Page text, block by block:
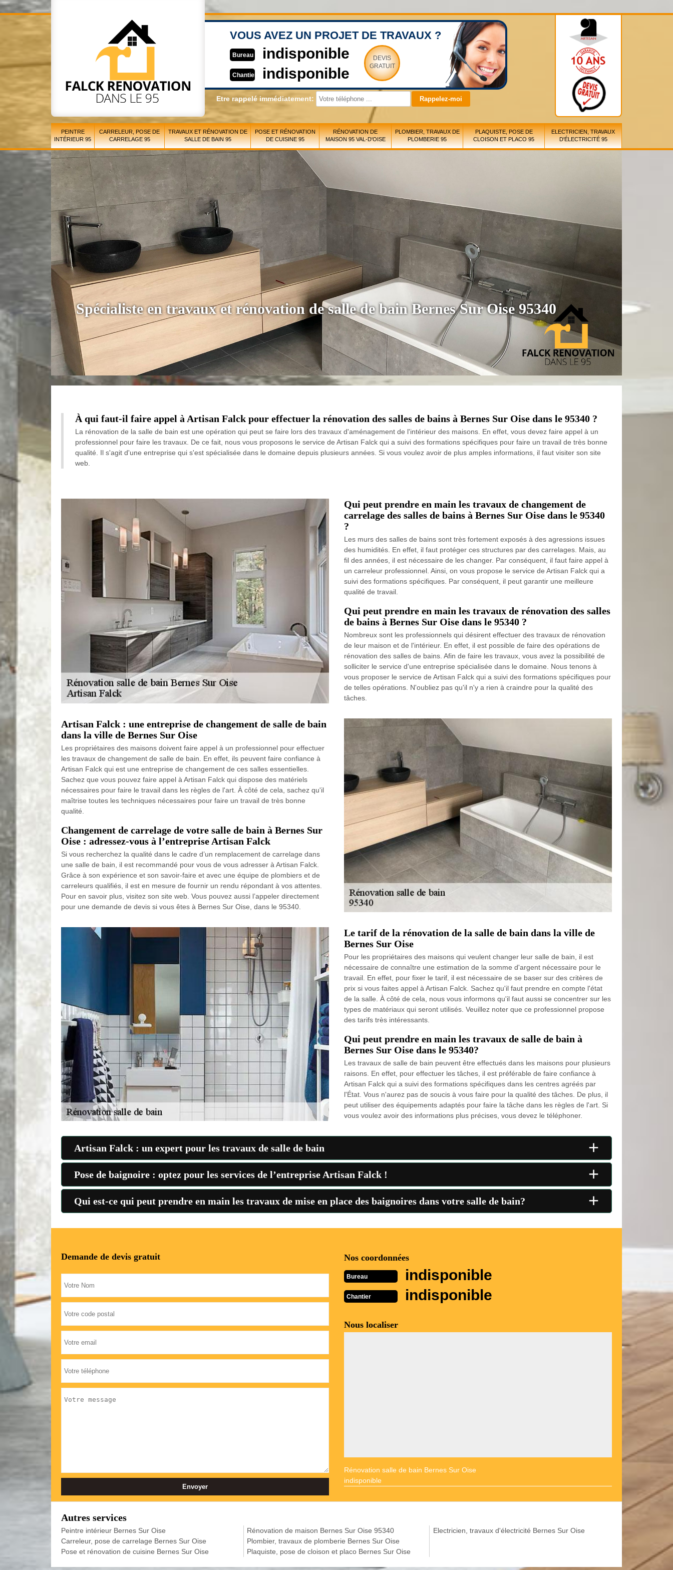
VOUS AVEZ UN PROJET DE TRAVAUX ?
Bureau indisponible
Chantier indisponible
DEVIS
GRATUIT
Etre rappelé immédiatement:
PEINTRE
INTÉRIEUR 95
CARRELEUR, POSE DE
CARRELAGE 95
TRAVAUX ET RÉNOVATION DE
SALLE DE BAIN 95
POSE ET RÉNOVATION
DE CUISINE 95
RÉNOVATION DE
MAISON 95 VAL-D'OISE
PLOMBIER, TRAVAUX DE
PLOMBERIE 95
PLAQUISTE, POSE DE
CLOISON ET PLACO 95
ELECTRICIEN, TRAVAUX
D'ÉLECTRICITÉ 95
Spécialiste en travaux et rénovation de salle de bain Bernes Sur Oise 95340
À qui faut-il faire appel à Artisan Falck pour effectuer la rénovation des salles de bains à Bernes Sur Oise dans le 95340 ?
La rénovation de la salle de bain est une opération qui peut se faire lors des travaux d'aménagement de l'intérieur des maisons. En effet, vous devez faire appel à un
professionnel pour faire les travaux. De ce fait, nous vous proposons le service de Artisan Falck qui a suivi des formations spécifiques pour faire un travail de très bonne
qualité. Il s'agit d'une entreprise qui s'est spécialisée dans le domaine depuis plusieurs années. Si vous voulez avoir de plus amples informations, il faut visiter son site
web.
Qui peut prendre en main les travaux de changement de
carrelage des salles de bains à Bernes Sur Oise dans le 95340
?
Les murs des salles de bains sont très fortement exposés à des agressions issues
des humidités. En effet, il faut protéger ces structures par des carrelages. Mais, au
fil des années, il est nécessaire de les changer. Par conséquent, il faut faire appel à
un carreleur professionnel. Ainsi, on vous propose le service de Artisan Falck qui a
suivi des formations spécifiques. Par conséquent, il peut garantir une meilleure
qualité de travail.
Qui peut prendre en main les travaux de rénovation des salles
de bains à Bernes Sur Oise dans le 95340 ?
Nombreux sont les professionnels qui désirent effectuer des travaux de rénovation
de leur maison et de l'intérieur. En effet, il est possible de faire des opérations de
rénovation des salles de bains. Afin de faire les travaux, vous avez la possibilité de
solliciter le service d'une entreprise spécialisée dans le domaine. Nous tenons à
vous proposer le service de Artisan Falck qui a suivi des formations spécifiques pour
de telles opérations. N'oubliez pas qu'il n'y a rien à craindre pour la qualité des
tâches.
Artisan Falck : une entreprise de changement de salle de bain
dans la ville de Bernes Sur Oise
Les propriétaires des maisons doivent faire appel à un professionnel pour effectuer
les travaux de changement de salle de bain. En effet, ils peuvent faire confiance à
Artisan Falck qui est une entreprise de changement de ces salles essentielles.
Sachez que vous pouvez faire appel à Artisan Falck qui dispose des matériels
nécessaires pour faire le travail dans les règles de l'art. À côté de cela, sachez qu'il
maîtrise toutes les techniques nécessaires pour faire un travail de très bonne
qualité.
Changement de carrelage de votre salle de bain à Bernes Sur
Oise : adressez-vous à l’entreprise Artisan Falck
Si vous recherchez la qualité dans le cadre d’un remplacement de carrelage dans
une salle de bain, il est recommandé pour vous de vous adresser à Artisan Falck.
Grâce à son expérience et son savoir-faire et avec une équipe de plombiers et de
carreleurs qualifiés, il est en mesure de fournir un rendu répondant à vos attentes.
Pour en savoir plus, visitez son site web. Vous pouvez aussi l’appeler directement
pour une demande de devis si vous êtes à Bernes Sur Oise, dans le 95340.
Le tarif de la rénovation de la salle de bain dans la ville de
Bernes Sur Oise
Pour les propriétaires des maisons qui veulent changer leur salle de bain, il est
nécessaire de connaître une estimation de la somme d'argent nécessaire pour le
travail. En effet, pour fixer le tarif, il est nécessaire de se baser sur des critères de
prix si vous faites appel à Artisan Falck. Sachez qu'il faut prendre en compte l'état
de la salle. À côté de cela, nous vous informons qu'il faut aussi se concentrer sur les
types de matériaux qui seront utilisés. Veuillez noter que ce professionnel propose
des tarifs très intéressants.
Qui peut prendre en main les travaux de salle de bain à
Bernes Sur Oise dans le 95340?
Les travaux de salle de bain peuvent être effectués dans les maisons pour plusieurs
raisons. En effet, pour effectuer les tâches, il est préférable de faire confiance à
Artisan Falck qui a suivi des formations spécifiques dans les centres agréés par
l'État. Vous n'aurez pas de soucis à vous faire pour la qualité des tâches. De plus, il
peut utiliser des équipements adaptés pour faire la tâche dans les règles de l'art. Si
vous voulez avoir des informations plus précises, vous devez le téléphoner.
Artisan Falck : un expert pour les travaux de salle de bain +
Pose de baignoire : optez pour les services de l’entreprise Artisan Falck ! +
Qui est-ce qui peut prendre en main les travaux de mise en place des baignoires dans votre salle de bain? +
Demande de devis gratuit Nos coordonnées
Bureau indisponible
Chantier indisponible
Nous localiser
Rénovation salle de bain Bernes Sur Oise
indisponible
Autres services
Peintre intérieur Bernes Sur Oise
Carreleur, pose de carrelage Bernes Sur Oise
Pose et rénovation de cuisine Bernes Sur Oise
Rénovation de maison Bernes Sur Oise 95340
Plombier, travaux de plomberie Bernes Sur Oise
Plaquiste, pose de cloison et placo Bernes Sur Oise
Electricien, travaux d'électricité Bernes Sur Oise